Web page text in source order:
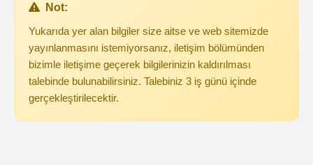
Not:
Yukarıda yer alan bilgiler size aitse ve web sitemizde
yayınlanmasını istemiyorsanız, iletişim bölümünden
bizimle iletişime geçerek bilgilerinizin kaldırılması
talebinde bulunabilirsiniz. Talebiniz 3 iş günü içinde
gerçekleştirilecektir.